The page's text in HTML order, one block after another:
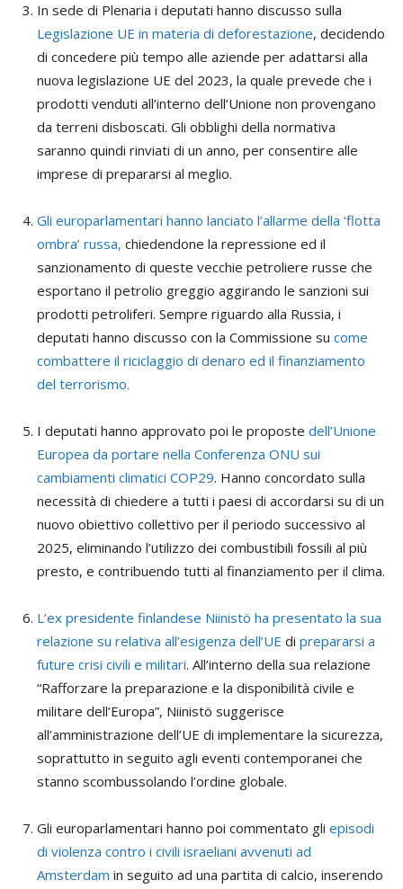
In sede di Plenaria i deputati hanno discusso sulla
Legislazione UE in materia di deforestazione, decidendo
di concedere più tempo alle aziende per adattarsi alla
nuova legislazione UE del 2023, la quale prevede che i
prodotti venduti all’interno dell’Unione non provengano
da terreni disboscati. Gli obblighi della normativa
saranno quindi rinviati di un anno, per consentire alle
imprese di prepararsi al meglio.
Gli europarlamentari hanno lanciato l’allarme della ‘flotta
ombra’ russa, chiedendone la repressione ed il
sanzionamento di queste vecchie petroliere russe che
esportano il petrolio greggio aggirando le sanzioni sui
prodotti petroliferi. Sempre riguardo alla Russia, i
deputati hanno discusso con la Commissione su come
combattere il riciclaggio di denaro ed il finanziamento
del terrorismo.
I deputati hanno approvato poi le proposte dell’Unione
Europea da portare nella Conferenza ONU sui
cambiamenti climatici COP29. Hanno concordato sulla
necessità di chiedere a tutti i paesi di accordarsi su di un
nuovo obiettivo collettivo per il periodo successivo al
2025, eliminando l’utilizzo dei combustibili fossili al più
presto, e contribuendo tutti al finanziamento per il clima.
L’ex presidente finlandese Niinistö ha presentato la sua
relazione su relativa all’esigenza dell’UE di prepararsi a
future crisi civili e militari. All’interno della sua relazione
“Rafforzare la preparazione e la disponibilità civile e
militare dell’Europa”, Niinistö suggerisce
all’amministrazione dell’UE di implementare la sicurezza,
soprattutto in seguito agli eventi contemporanei che
stanno scombussolando l’ordine globale.
Gli europarlamentari hanno poi commentato gli episodi
di violenza contro i civili israeliani avvenuti ad
Amsterdam in seguito ad una partita di calcio, inserendo